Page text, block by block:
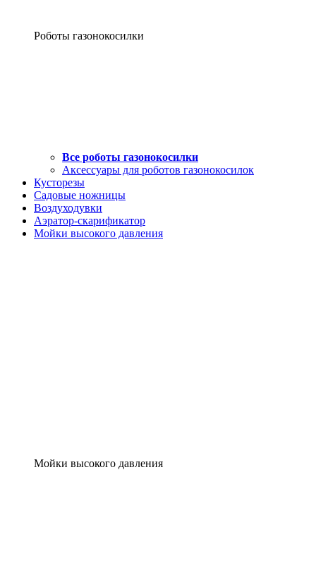
Роботы газонокосилки
Все роботы газонокосилки
Аксессуары для роботов газонокосилок
Кусторезы
Садовые ножницы
Воздуходувки
Аэратор-скарификатор
Мойки высокого давления
Мойки высокого давления